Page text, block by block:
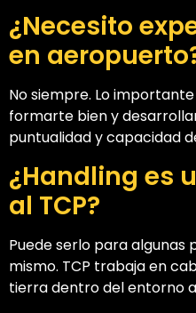
¿Necesito
en
No siempre. Lo
formarte bien y
puntualidad y capacidad
¿Handling es
al TCP?
Puede serlo para algunas
mismo. TCP trabaja en
tierra dentro del entorno